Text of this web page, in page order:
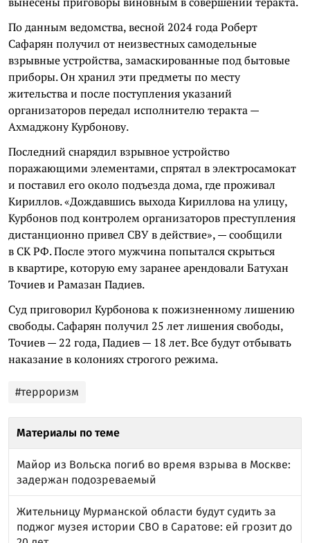
По данным ведомства, весной 2024 года Роберт
Сафарян получил от неизвестных самодельные
взрывные устройства, замаскированные под бытовые
приборы. Он хранил эти предметы по месту
жительства и после поступления указаний
организаторов передал исполнителю теракта —
Ахмаджону Курбонову.
Последний снарядил взрывное устройство
поражающими элементами, спрятал в электросамокат
и поставил его около подъезда дома, где проживал
Кириллов. «Дождавшись выхода Кириллова на улицу,
Курбонов под контролем организаторов преступления
дистанционно привел СВУ в действие», — сообщили
в СК РФ. После этого мужчина попытался скрыться
в квартире, которую ему заранее арендовали Батухан
Точиев и Рамазан Падиев.
Суд приговорил Курбонова к пожизненному лишению
свободы. Сафарян получил 25 лет лишения свободы,
Точиев — 22 года, Падиев — 18 лет. Все будут отбывать
наказание в колониях строгого режима.
#терроризм
Материалы по теме
Майор из Вольска погиб во время взрыва в Москве:
задержан подозреваемый
Жительницу Мурманской области будут судить за
поджог музея истории СВО в Саратове: ей грозит до